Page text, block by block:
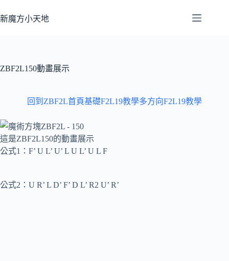
至
容
新魔方小天地
ZBF2L150動畫展示
回到ZBF2L首頁基礎F2L19教學多方向F2L19教學
這是ZBF2L150的動畫展示
公式1：F’ U L’ U’ L U L’ U L F
公式2：U R’ L D’ F’ D L’ R2 U’ R’